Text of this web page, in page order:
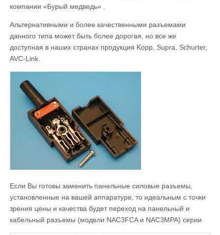
компании «Бурый медведь» .
Альтернативными и более качественными разъемами
данного типа может быть более дорогая, но все же
доступная в наших странах продукция Kopp, Supra, Schurter,
AVC-Link.
Если Вы готовы заменить панельные силовые разъемы,
установленные на вашей аппаратуре, то идеальным с точки
зрения цены и качества будет переход на панельный и
кабельный разъемы (модели NAC3FCA и NAC3MPA) серии